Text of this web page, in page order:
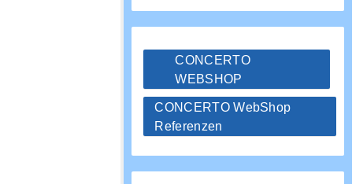
CONCERTO
WEBSHOP
CONCERTO WebShop
Referenzen